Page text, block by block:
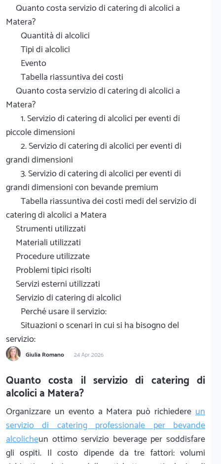
Quanto costa servizio di catering di alcolici a
Matera?
Quantità di alcolici
Tipi di alcolici
Evento
Tabella riassuntiva dei costi
Quanto costa servizio di catering di alcolici a
Matera?
1. Servizio di catering di alcolici per eventi di
piccole dimensioni
2. Servizio di catering di alcolici per eventi di
grandi dimensioni
3. Servizio di catering di alcolici per eventi di
grandi dimensioni con bevande premium
Tabella riassuntiva dei costi medi del servizio di
catering di alcolici a Matera
Strumenti utilizzati
Materiali utilizzati
Procedure utilizzate
Problemi tipici risolti
Servizi esterni utilizzati
Servizio di catering di alcolici
Perché usare il servizio:
Situazioni o scenari in cui si ha bisogno del
servizio:
Giulia Romano 24 Apr 2026
Quanto costa il servizio di catering di
alcolici a Matera?
Organizzare un evento a Matera può richiedere un
servizio di catering professionale per bevande
alcolicheun ottimo servizio beverage per soddisfare
gli ospiti. Il costo dipende da tre fattori: volumi